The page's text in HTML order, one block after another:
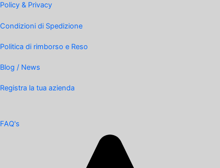
Policy & Privacy
Condizioni di Spedizione
Politica di rimborso e Reso
Blog / News
Registra la tua azienda
FAQ's